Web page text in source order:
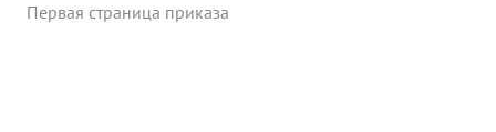
КОМАНДИР 87 ст ВОЕННЫЙ комиссов ...»
Первая страница приказа